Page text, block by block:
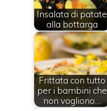
Insalata di patate
alla bottarga
Frittata con tutto
per i bambini che
non vogliono…